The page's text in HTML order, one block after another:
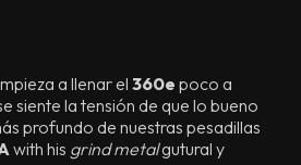
a llenar el 360e poco a
siente la tensión de que lo bueno
profundo de nuestras pesadillas
with his grind metalgutural y